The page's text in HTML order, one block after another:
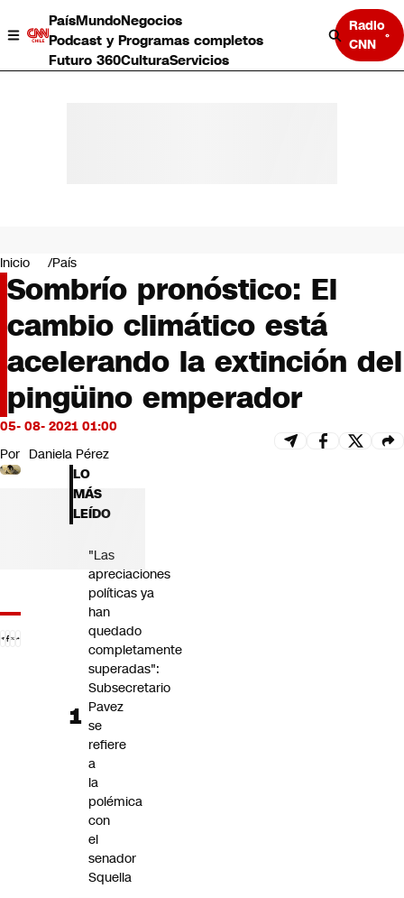
PaísMundoNegocios
Podcast y Programas completos
Futuro 360CulturaServicios
Radio
CNN
Negocios
Deportes
Programas completos
Cultura
Servicios
Bits
CNN tiempo
Futuro 360
Inicio País
Sombrío pronóstico: El
cambio climático está
acelerando la extinción del
pingüino emperador
05- 08- 2021 01:00
Por Daniela Pérez
LO
MÁS
LEÍDO
"Las
apreciaciones
políticas ya
han
quedado
completamente
superadas":
Subsecretario
Pavez
se
refiere
a
la
polémica
con
el
senador
Squella